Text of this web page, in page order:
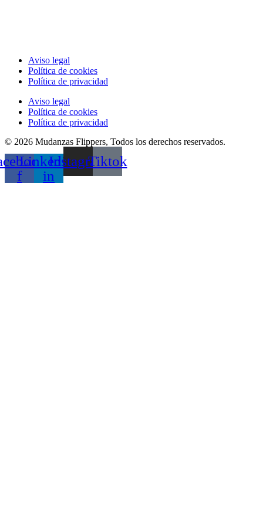
Aviso legal
Política de cookies
Política de privacidad
Aviso legal
Política de cookies
Política de privacidad
© 2026 Mudanzas Flippers, Todos los derechos reservados.
f
Linkedin-
in
InstagramTiktok